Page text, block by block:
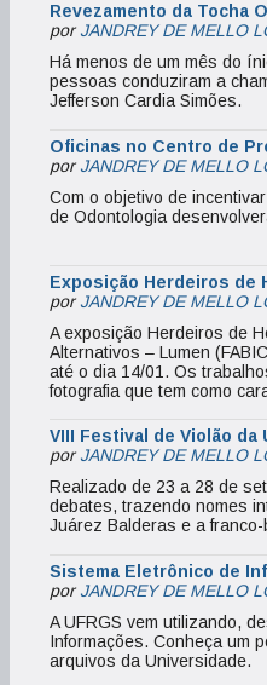
Revezamento da Tocha
porJANDREY DE MELLO
Há menos de um mês do
pessoas conduziram a
Jefferson Cardia Simões.
Oficinas no Centro de
porJANDREY DE MELLO
Com o objetivo de
de Odontologia
Exposição Herdeiros de
porJANDREY DE MELLO
A exposição Herdeiros de
Alternativos – Lumen
até o dia 14/01. Os
fotografia que tem como
VIII Festival de Violão da
porJANDREY DE MELLO
Realizado de 23 a 28 de
debates, trazendo nomes
Juárez Balderas e a
Sistema Eletrônico de
porJANDREY DE MELLO
A UFRGS vem utilizando,
Informações. Conheça um
arquivos da Universidade.